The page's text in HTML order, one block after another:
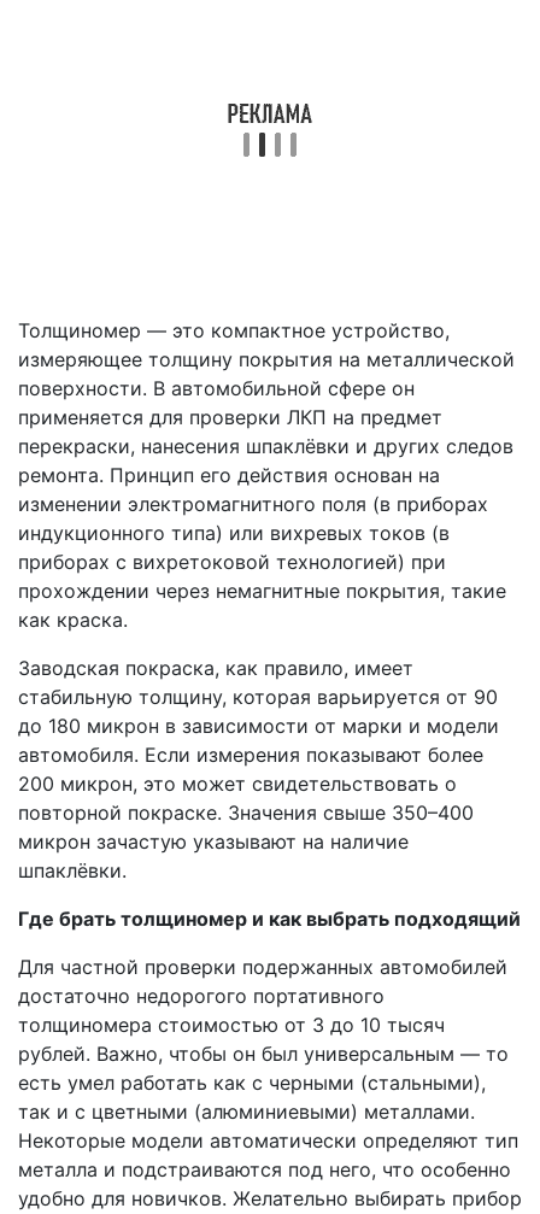
Толщиномер — это компактное устройство,
измеряющее толщину покрытия на металлической
поверхности. В автомобильной сфере он
применяется для проверки ЛКП на предмет
перекраски, нанесения шпаклёвки и других следов
ремонта. Принцип его действия основан на
изменении электромагнитного поля (в приборах
индукционного типа) или вихревых токов (в
приборах с вихретоковой технологией) при
прохождении через немагнитные покрытия, такие
как краска.
Заводская покраска, как правило, имеет
стабильную толщину, которая варьируется от 90
до 180 микрон в зависимости от марки и модели
автомобиля. Если измерения показывают более
200 микрон, это может свидетельствовать о
повторной покраске. Значения свыше 350–400
микрон зачастую указывают на наличие
шпаклёвки.
Где брать толщиномер и как выбрать подходящий
Для частной проверки подержанных автомобилей
достаточно недорогого портативного
толщиномера стоимостью от 3 до 10 тысяч
рублей. Важно, чтобы он был универсальным — то
есть умел работать как с черными (стальными),
так и с цветными (алюминиевыми) металлами.
Некоторые модели автоматически определяют тип
металла и подстраиваются под него, что особенно
удобно для новичков. Желательно выбирать прибор